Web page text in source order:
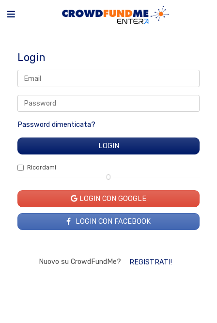
Login
Password dimenticata?
Ricordami
O
LOGIN CON GOOGLE
LOGIN CON FACEBOOK
Nuovo su CrowdFundMe? REGISTRATI!